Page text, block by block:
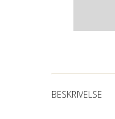
BESKRIVELSE